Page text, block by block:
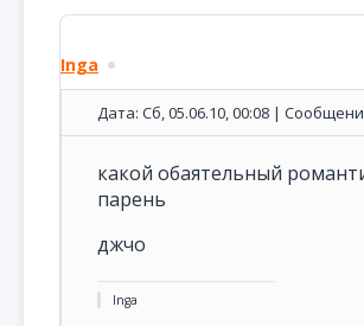
Inga
Дата: Сб, 05.06.10, 00:08 |
какой обаятельный
парень
джчо
Inga